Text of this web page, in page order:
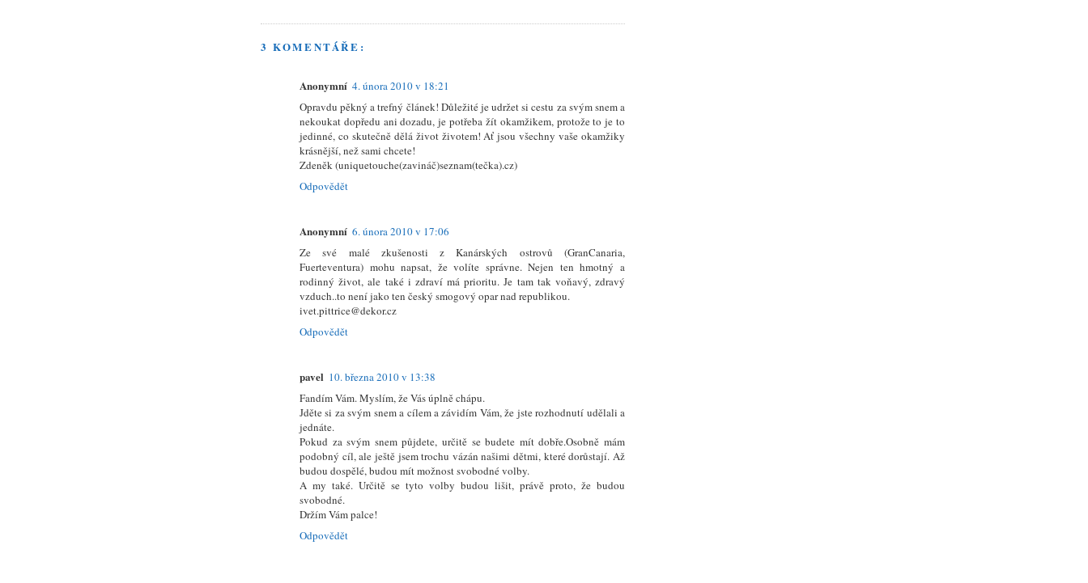
3 KOMENTÁŘE:
Anonymní 4. února 2010 v 18:21
Opravdu pěkný a trefný článek! Důležité je udržet si cestu za svým snem a
nekoukat dopředu ani dozadu, je potřeba žít okamžikem, protože to je to
jedinné, co skutečně dělá život životem! Ať jsou všechny vaše okamžiky
krásnější, než sami chcete!
Zdeněk (uniquetouche(zavináč)seznam(tečka).cz)
Odpovědět
Anonymní 6. února 2010 v 17:06
Ze své malé zkušenosti z Kanárských ostrovů (GranCanaria,
Fuerteventura) mohu napsat, že volíte správne. Nejen ten hmotný a
rodinný život, ale také i zdraví má prioritu. Je tam tak voňavý, zdravý
vzduch..to není jako ten český smogový opar nad republikou.
ivet.pittrice@dekor.cz
Odpovědět
pavel 10. března 2010 v 13:38
Fandím Vám. Myslím, že Vás úplně chápu.
Jděte si za svým snem a cílem a závidím Vám, že jste rozhodnutí udělali a
jednáte.
Pokud za svým snem půjdete, určitě se budete mít dobře.Osobně mám
podobný cíl, ale ještě jsem trochu vázán našimi dětmi, které dorůstají. Až
budou dospělé, budou mít možnost svobodné volby.
A my také. Určitě se tyto volby budou lišit, právě proto, že budou
svobodné.
Držím Vám palce!
Odpovědět